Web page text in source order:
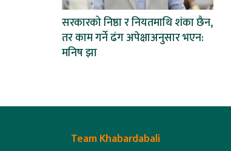
सरकारको निष्ठा र नियतमाथि शंका छैन,
तर काम गर्ने ढंग अपेक्षाअनुसार भएन:
मनिष झा
Team Khabardabali